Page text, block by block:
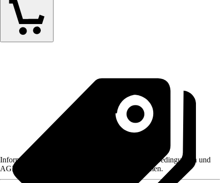
Informationen des Verkäufers, wie z. B. Rückgabebedingungen und
AGB, finden Sie bei Klick auf den Verkäufernamen.